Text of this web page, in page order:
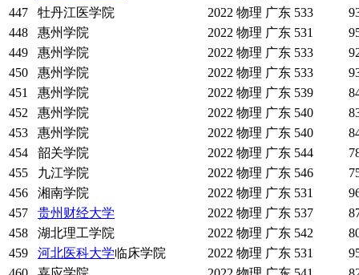
447
牡丹江医学院 2022 物理 广东 533
448
惠州学院 2022 物理 广东 531
449
惠州学院 2022 物理 广东 533
450
惠州学院 2022 物理 广东 533
451
惠州学院 2022 物理 广东 539
452
惠州学院 2022 物理 广东 540
453
惠州学院 2022 物理 广东 540
454
韶关学院 2022 物理 广东 544
455
九江学院 2022 物理 广东 546
456
湘南学院 2022 物理 广东 531
457
贵州财经大学 2022 物理 广东 537
458
湖北理工学院 2022 物理 广东 542
459
河北医科大学临床学院 2022 物理 广东 531